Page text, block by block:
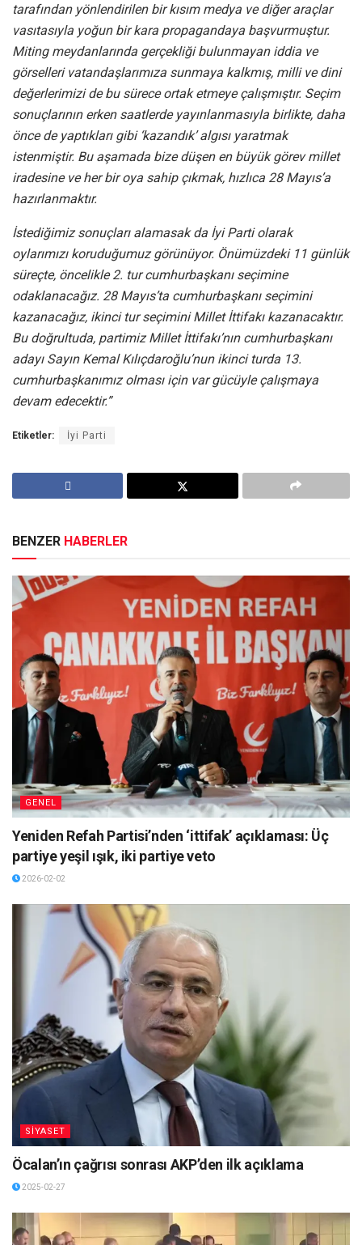
tarafından yönlendirilen bir kısım medya ve diğer araçlar
vasıtasıyla yoğun bir kara propagandaya başvurmuştur.
Miting meydanlarında gerçekliği bulunmayan iddia ve
görselleri vatandaşlarımıza sunmaya kalkmış, milli ve dini
değerlerimizi de bu sürece ortak etmeye çalışmıştır. Seçim
sonuçlarının erken saatlerde yayınlanmasıyla birlikte, daha
önce de yaptıkları gibi ‘kazandık’ algısı yaratmak
istenmiştir. Bu aşamada bize düşen en büyük görev millet
iradesine ve her bir oya sahip çıkmak, hızlıca 28 Mayıs’a
hazırlanmaktır.
İstediğimiz sonuçları alamasak da İyi Parti olarak
oylarımızı koruduğumuz görünüyor. Önümüzdeki 11 günlük
süreçte, öncelikle 2. tur cumhurbaşkanı seçimine
odaklanacağız. 28 Mayıs’ta cumhurbaşkanı seçimini
kazanacağız, ikinci tur seçimini Millet İttifakı kazanacaktır.
Bu doğrultuda, partimiz Millet İttifakı’nın cumhurbaşkanı
adayı Sayın Kemal Kılıçdaroğlu’nun ikinci turda 13.
cumhurbaşkanımız olması için var gücüyle çalışmaya
devam edecektir.”
Etiketler: İyi Parti
BENZER HABERLER
GENEL
Yeniden Refah Partisi’nden ‘ittifak’ açıklaması: Üç
partiye yeşil ışık, iki partiye veto
2026-02-02
SİYASET
Öcalan’ın çağrısı sonrası AKP’den ilk açıklama
2025-02-27